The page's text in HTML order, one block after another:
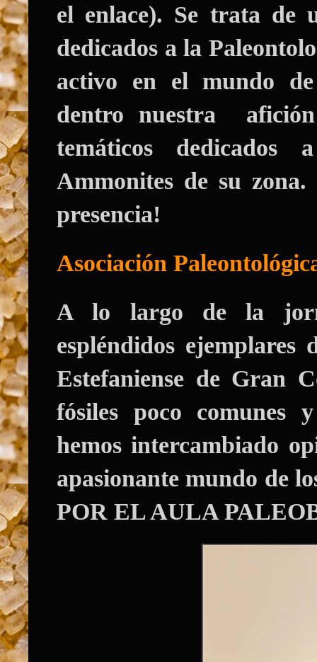
el enlace). Se trata de
dedicados a la
activo en el mundo
dentro nuestra
temáticos
Ammonites de su
presencia!
Asociación
A lo largo de la
espléndidos
Estefaniense de Gran
fósiles poco comunes
hemos intercambiado
apasionante mundo de
POR EL AULA